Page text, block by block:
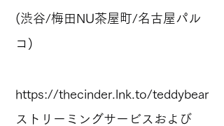
(渋谷/梅田NU茶屋町/名古屋パル
コ)
https://thecinder.lnk.to/teddybear
ストリーミングサービスおよび